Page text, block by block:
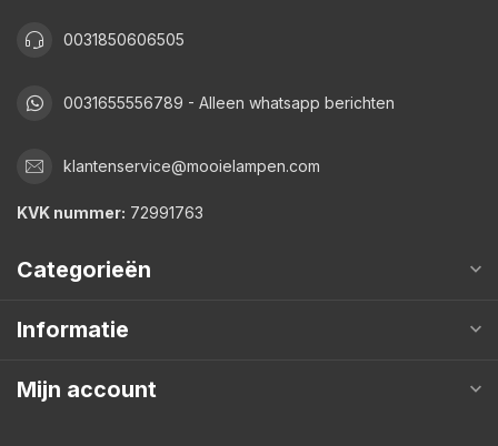
0031850606505
0031655556789 - Alleen whatsapp berichten
klantenservice@mooielampen.com
KVK nummer: 72991763
Categorieën
Informatie
Mijn account